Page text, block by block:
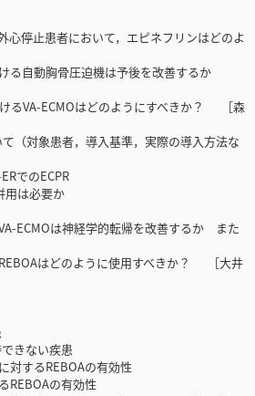
止患者において，エピネフリンはどのよ
動胸骨圧迫機は予後を改善するか
るVA-ECMOはどのようにすべきか？ ［森
対象患者，導入基準，実際の導入方法な
でのECPR
は必要か
は神経学的転帰を改善するか また
はどのように使用すべきか？ ［大井
きない疾患
するREBOAの有効性
の有効性